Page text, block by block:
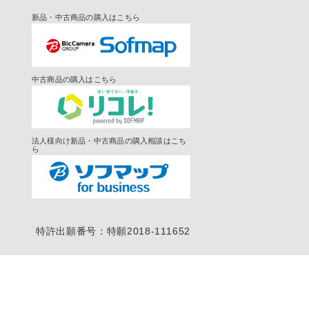
新品・中古商品の購入はこちら
中古商品の購入はこちら
法人様向け新品・中古商品の購入相談はこち
ら
特許出願番号：特願2018-111652